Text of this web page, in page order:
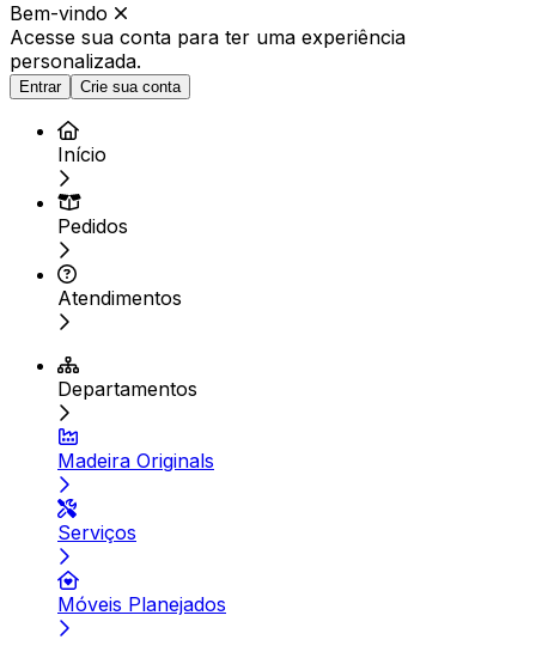
Bem-vindo
Acesse sua conta para ter uma experiência
personalizada.
Entrar Crie sua conta
Início
Pedidos
Atendimentos
Departamentos
Madeira Originals
Serviços
Móveis Planejados